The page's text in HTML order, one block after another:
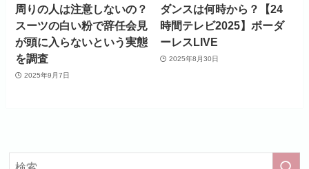
周りの人は注意しないの？
スーツの白い粉で辞任会見
が頭に入らないという実態
を調査
2025年9月7日
ダンスは何時から？【24
時間テレビ2025】ボーダ
ーレスLIVE
2025年8月30日